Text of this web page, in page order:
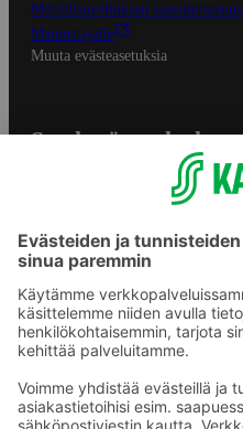
Mobiilisovelluksen saavutettavuus
Mainostajalle
Muuta evästeasetuksia
S-ryhmän palvelut
Yhteishyvä Ruoka -sovellus
S-ostoslista -sovellus
Prisma.fi
Sokos.fi
S-Pankki
Sokos Hotels
Raflaamo